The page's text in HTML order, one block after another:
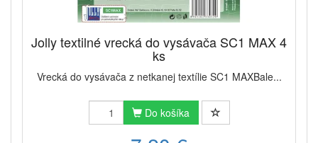
Jolly textilné vrecká do vysávača SC1 MAX 4
ks
Vrecká do vysávača z netkanej textílie SC1 MAXBale...
Do košíka